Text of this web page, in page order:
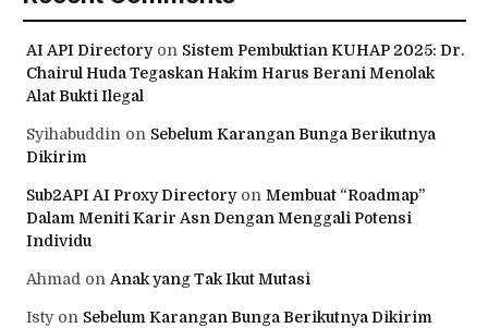
AI API Directoryon Sistem Pembuktian KUHAP 2025: Dr.
Chairul Huda Tegaskan Hakim Harus Berani Menolak
Alat Bukti Ilegal
Syihabuddin on Sebelum Karangan Bunga Berikutnya
Dikirim
Sub2API AI Proxy Directoryon Membuat “Roadmap”
Dalam Meniti Karir Asn Dengan Menggali Potensi
Individu
Ahmad on Anak yang Tak Ikut Mutasi
Istyon Sebelum Karangan Bunga Berikutnya Dikirim